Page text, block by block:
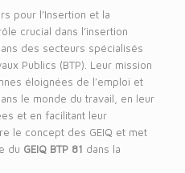
pour l’Insertion et la
crucial dans l’insertion
des secteurs spécialisés
Publics (BTP). Leur mission
éloignées de l’emploi et
le monde du travail, en leur
et en facilitant leur
le concept des GEIQ et met
du GEIQ BTP 81 dans la